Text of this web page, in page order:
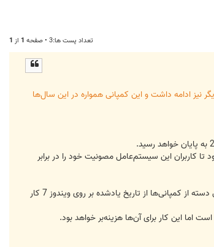
تعداد پست ها:3 • صفحه 1 از 1
ویندوز 7 در ژانویه سال 2017 لغو شد، اما پشتیبانی گسترده از این سیستم عامل برای مایکروسافت به مدت 5 سال دیگر نیز ادامه داشت و این کمپانی همواره در این سال‌ها
برای ویندوز 7 ارائه نمی‌شود و همین امر موجب می‌شود تا کاربران این سیستم‌عامل مصونیت خود را در برابر
تاریخ پایان پشتیبانی مایکروسافت همچنین دیگر کمپانی‌ها را برای توقف پشتیبانی از ویندوز 7 تشویق خواهد کرد که به دنبال آن نرم‌افزارهای این دسته از کمپانی‌ها از تاریخ یادشده بر روی ویندوز 7 کار